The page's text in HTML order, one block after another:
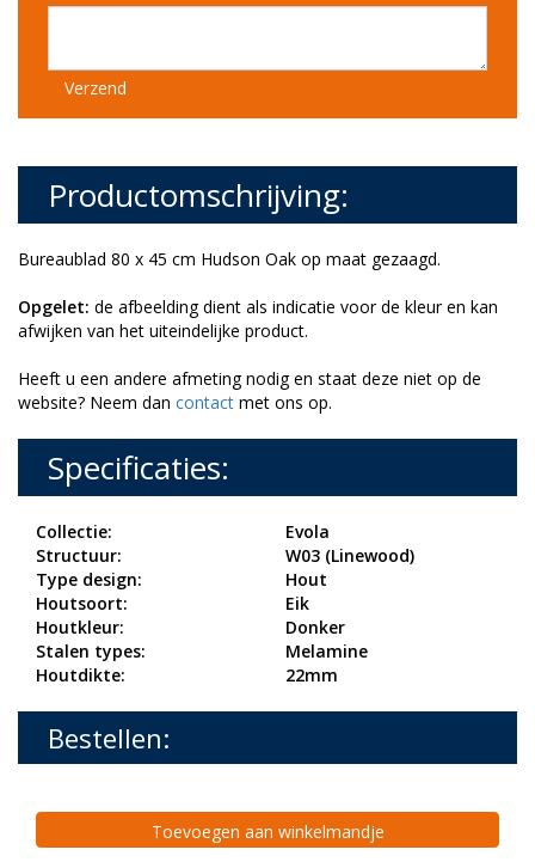
Verzend
Productomschrijving:
Bureaublad 80 x 45 cm Hudson Oak op maat gezaagd.
Opgelet: de afbeelding dient als indicatie voor de kleur en kan
afwijken van het uiteindelijke product.
Heeft u een andere afmeting nodig en staat deze niet op de
website? Neem dan contact met ons op.
Specificaties:
Collectie:
Evola
Structuur:
W03 (Linewood)
Type design:
Hout
Houtsoort:
Eik
Houtkleur:
Donker
Stalen types:
Melamine
Houtdikte:
22mm
Bestellen:
Toevoegen aan winkelmandje